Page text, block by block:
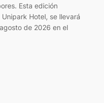
Esta edición
Hotel, se llevará
de 2026 en el